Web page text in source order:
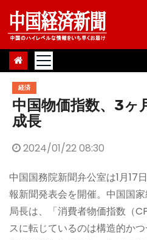
Skip
content
経済
中国物価指数、3ヶ
成長
2024/01/22 08:30
中国国務院新聞弁公室は1月17
報新聞発表会を開催。中国国家
局長は、「消費者物価指数（
スに転じているのは構造的か